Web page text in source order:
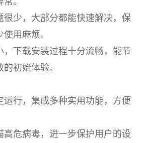
很少，大部分都能快速解决，保
用麻烦。
，下载安装过程十分流畅，能节
初始体验。
运行，集成多种实用功能，方便
高危病毒，进一步保护用户的设